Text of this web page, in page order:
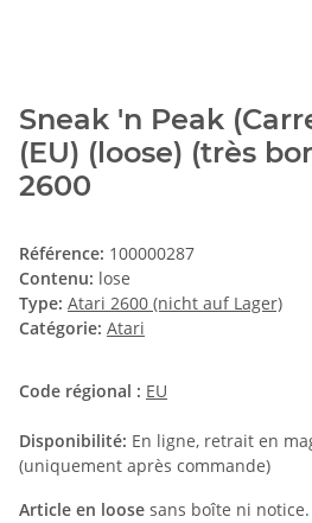
Sneak 'n Peak
(EU) (loose) (très
2600
Référence: 100000287
Contenu: lose
Type: Atari 2600 (nicht auf Lager)
Catégorie: Atari
Code régional : EU
Disponibilité: En ligne, retrait en
(uniquement après commande)
Article en loose sans boîte ni notice.